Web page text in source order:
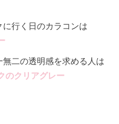
行く日のカラコンは
二の透明感を求める人は
のクリアグレー